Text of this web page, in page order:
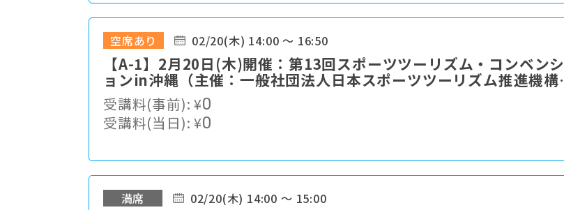
空席あり 02/20(木) 14:00 ～ 16:50
【A-1】2月20日(木)開催：第13回スポーツツーリズム・コンベンシ
ョンin沖縄（主催：一般社団法人日本スポーツツーリズム推進機構
（JSTA））
受講料(事前):¥0
受講料(当日):¥0
満席 02/20(木) 14:00 ～ 15:00